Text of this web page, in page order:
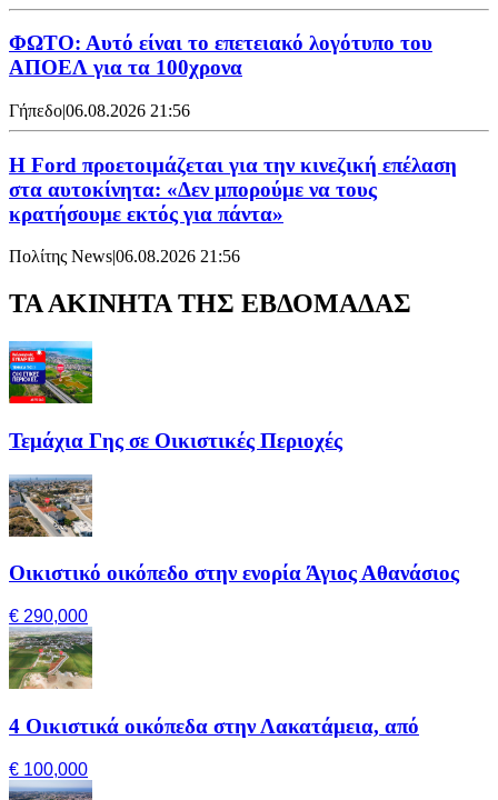
ΦΩΤΟ: Αυτό είναι το επετειακό λογότυπο του
ΑΠΟΕΛ για τα 100χρονα
Γήπεδο|06.08.2026 21:56
Η Ford προετοιμάζεται για την κινεζική επέλαση
στα αυτοκίνητα: «Δεν μπορούμε να τους
κρατήσουμε εκτός για πάντα»
Πολίτης News|06.08.2026 21:56
ΤΑ ΑΚΙΝΗΤΑ ΤΗΣ ΕΒΔΟΜΑΔΑΣ
Τεμάχια Γης σε Οικιστικές Περιοχές
Οικιστικό οικόπεδο στην ενορία Άγιος Αθανάσιος
€ 290,000
4 Οικιστικά οικόπεδα στην Λακατάμεια, από
€ 100,000